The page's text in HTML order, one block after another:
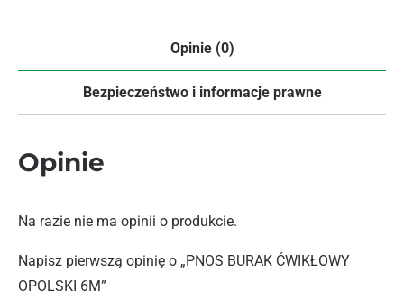
Opinie (0)
Bezpieczeństwo i informacje prawne
Opinie
Na razie nie ma opinii o produkcie.
Napisz pierwszą opinię o „PNOS BURAK ĆWIKŁOWY
OPOLSKI 6M”